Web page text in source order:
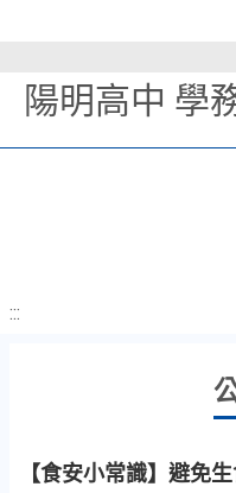
陽明高中 學
:::
【食安小常識】避免